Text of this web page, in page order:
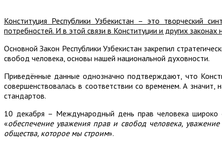
Конституция Республики Узбекистан – это творческий
потребностей. И в этой связи в Конституции и других
Основной Закон Республики Узбекистан закрепил
свобод человека, основы нашей национальной духовности.
Приведённые данные однозначно подтверждают, что
совершенствовалась в соответствии со временем. А
стандартов.
10 декабря – Международный день прав человека
«обеспечение уважения прав и свобод человека,
общества, которое мы строим».